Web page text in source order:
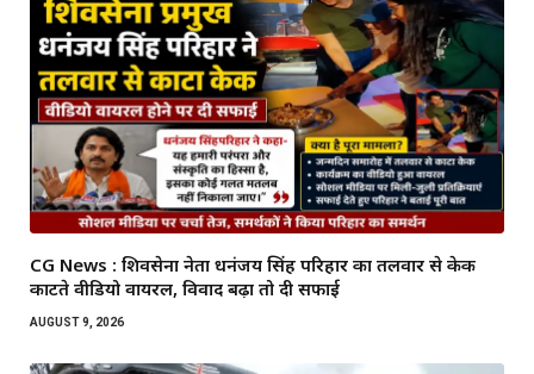
CG News : शिवसेना नेता धनंजय सिंह परिहार का तलवार से केक
काटते वीडियो वायरल, विवाद बढ़ा तो दी सफाई
AUGUST 9, 2026